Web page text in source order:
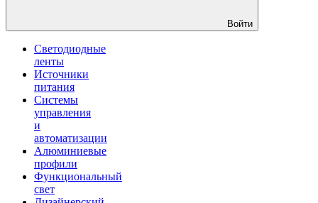
Войти
Светодиодные
ленты
Источники
питания
Системы
управления
и
автоматизации
Алюминиевые
профили
Функциональный
свет